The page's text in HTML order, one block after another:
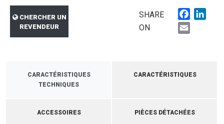
CHERCHER UN
REVENDEUR
SHARE
ON
CARACTÉRISTIQUES
TECHNIQUES
CARACTÉRISTIQUES
ACCESSOIRES PIÈCES DÉTACHÉES